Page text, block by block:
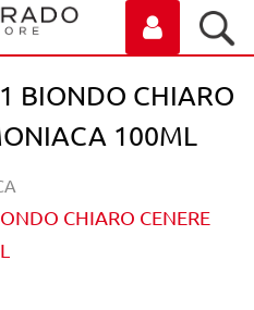
BIONDO CHIARO
100ML
CHIARO CENERE